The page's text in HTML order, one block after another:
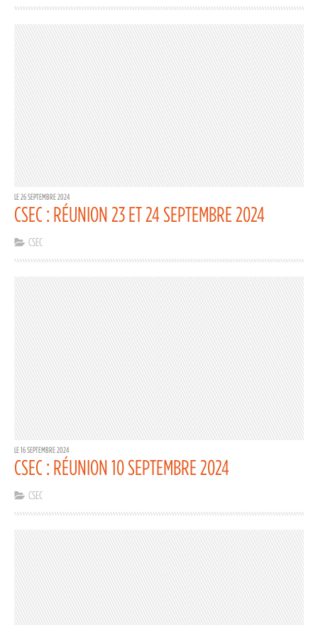
LE 26 SEPTEMBRE 2024
CSEC : RÉUNION 23 ET 24 SEPTEMBRE 2024
CSEC
LE 16 SEPTEMBRE 2024
CSEC : RÉUNION 10 SEPTEMBRE 2024
CSEC